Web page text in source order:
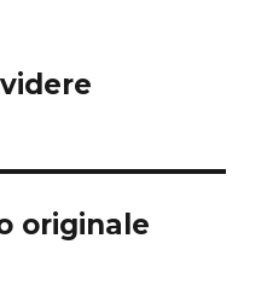
originale